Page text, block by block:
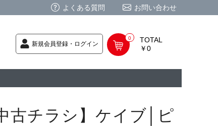
よくある質問 お問い合わせ
新規会員登録・ログイン
0
TOTAL
￥0
古チラシ】ケイブ│ピ